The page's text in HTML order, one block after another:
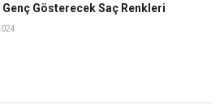
Genç Gösterecek Saç Renkleri